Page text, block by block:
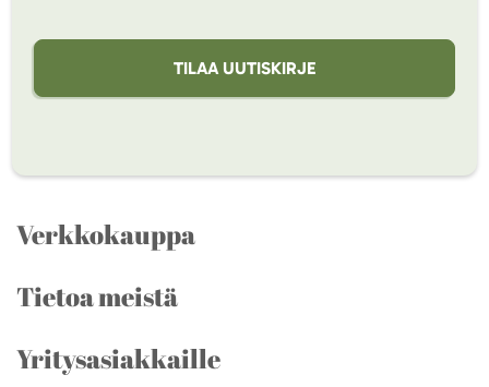
TILAA UUTISKIRJE
Verkkokauppa
Tietoa meistä
Yritysasiakkaille